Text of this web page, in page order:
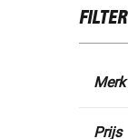
FILTER
Merk
Prijs